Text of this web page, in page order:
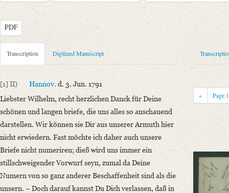
PDF
Metadata Concerning Header
Sender: Johann Carl Fürchtegott Schlegel
Recipient: August Wilhelm von Schlegel
Place of Destination: Amsterdam GND
Date: 03.06.1791
Notations: Empfangsort erschlossen.
Manuscript
Provider: Dresden, Sächsische Landesbibliothek - Staats- und
OAI Id: DE-1a-34097
Classification Number: Mscr.Dresd.e.90,XIX,Bd.23,Nr.57
Transcription Digitized Manuscript
[1] II) Hannov. d. 3. Jun. 1791
Liebster Wilhelm, recht herzlichen Danck für Deine
schönen und langen briefe, die uns alles so anschauend
darstellen. Wir können sie Dir aus unserer Armuth hier
nicht erwiedern. Fast möchte ich daher auch unsere
Briefe nicht numeriren; dieß wird uns immer ein
stillschweigender Vorwurf seyn, zumal da Deine
Numern von so ganz anderer Beschaffenheit sind als die
unsern. – Doch darauf kannst Du Dich verlassen, daß in
« Page 1